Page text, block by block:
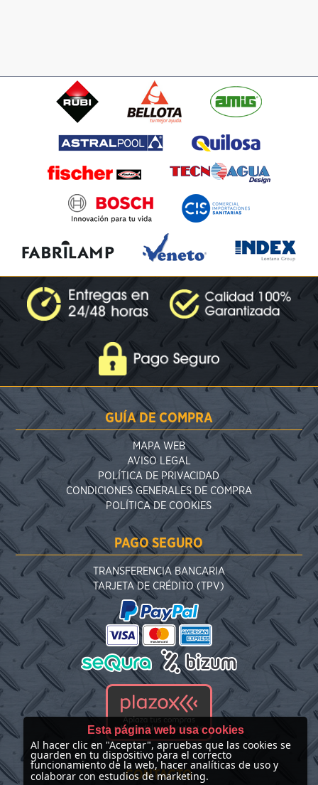
GUÍA DE COMPRA
MAPA WEB
AVISO LEGAL
POLÍTICA DE PRIVACIDAD
CONDICIONES GENERALES DE COMPRA
POLÍTICA DE COOKIES
PAGO SEGURO
TRANSFERENCIA BANCARIA
TARJETA DE CRÉDITO (TPV)
CONTACTO
Esta página web usa cookies
Al hacer clic en "Aceptar", apruebas que las cookies se
guarden en tu dispositivo para el correcto
funcionamiento de la web, hacer analíticas de uso y
colaborar con estudios de marketing.